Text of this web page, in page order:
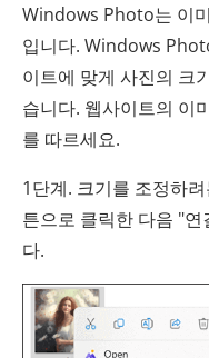
Windows Photo는 이
입니다. Windows
이트에 맞게 사진의 크
습니다. 웹사이트의 이
를 따르세요.
1단계. 크기를 조정하
튼으로 클릭한 다음 "
다.